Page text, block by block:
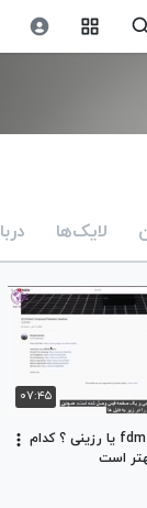
لایک‌ها
۰۷:۴۵
پرینتر سه بعدی fdm یا رزینی ؟ کدام
است